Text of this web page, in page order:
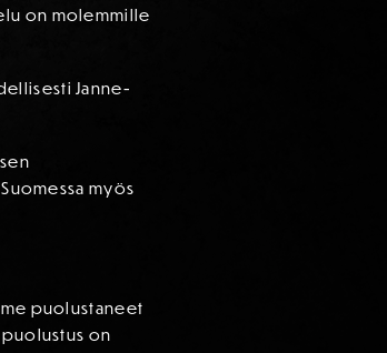
on molemmille
Janne-
myös
puolustaneet
on